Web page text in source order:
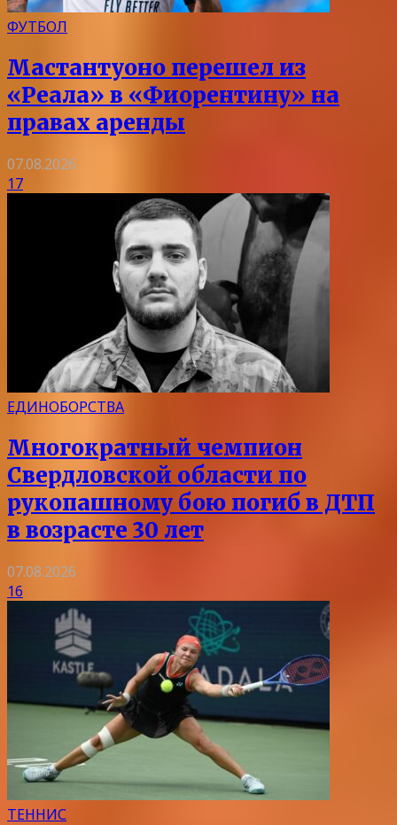
ФУТБОЛ
Мастантуоно перешел из
«Реала» в «Фиорентину» на
правах аренды
07.08.2026
17
ЕДИНОБОРСТВА
Многократный чемпион
Свердловской области по
рукопашному бою погиб в ДТП
в возрасте 30 лет
07.08.2026
16
ТЕННИС